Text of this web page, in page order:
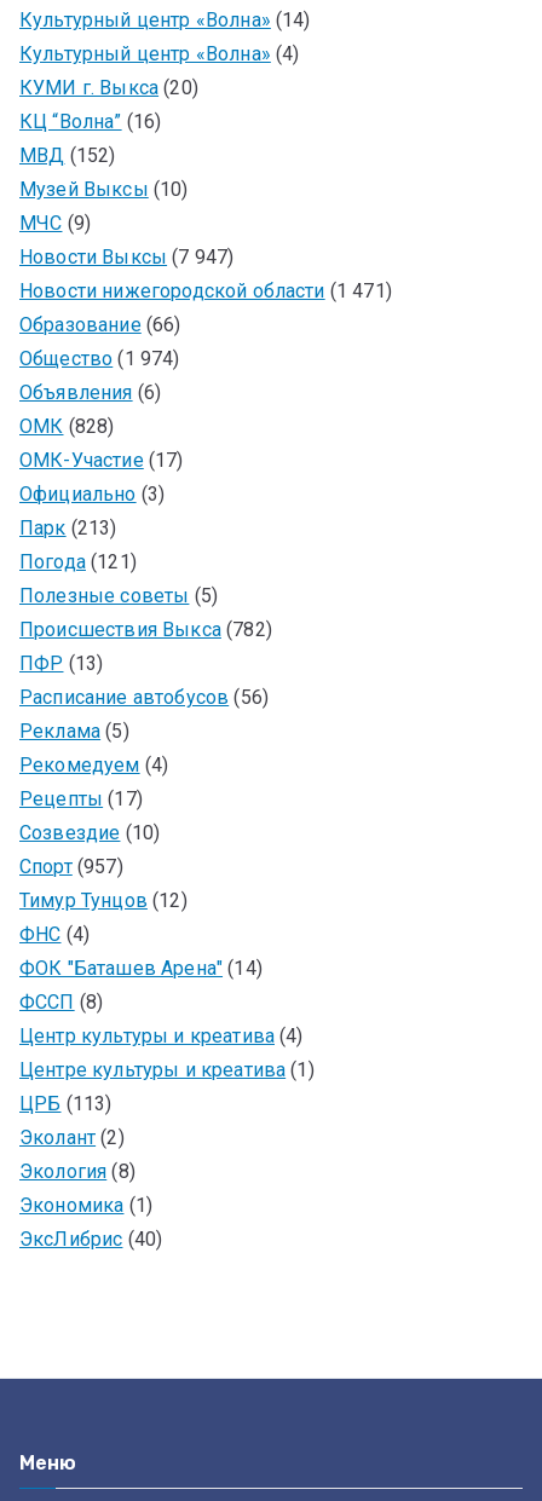
Культурный центр «Волна» (14)
Культурный центр «Волна» (4)
КУМИ г. Выкса (20)
КЦ “Волна” (16)
МВД (152)
Музей Выксы (10)
МЧС (9)
Новости Выксы (7 947)
Новости нижегородской области (1 471)
Образование(66)
Общество (1 974)
Объявления (6)
ОМК (828)
ОМК-Участие(17)
Официально (3)
Парк (213)
Погода(121)
Полезные советы (5)
Происшествия Выкса(782)
ПФР (13)
Расписание автобусов (56)
Реклама (5)
Рекомедуем (4)
Рецепты (17)
Созвездие (10)
Спорт(957)
Тимур Тунцов (12)
ФНС (4)
ФОК "Баташев Арена" (14)
ФССП (8)
Центр культуры и креатива (4)
Центре культуры и креатива (1)
ЦРБ (113)
Эколант (2)
Экология (8)
Экономика (1)
ЭксЛибрис (40)
Меню